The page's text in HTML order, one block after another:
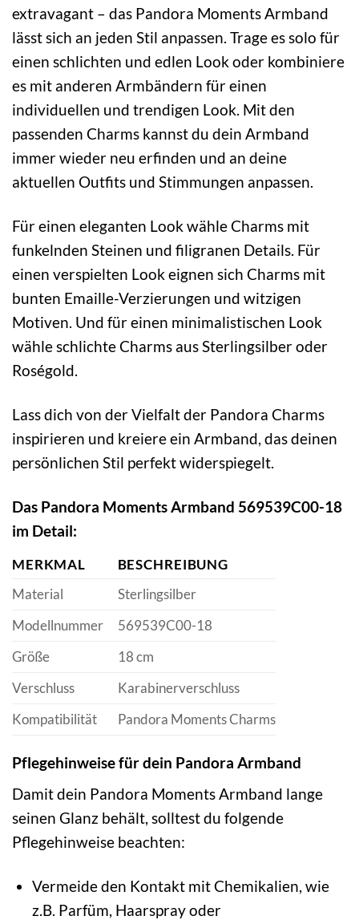
extravagant – das Pandora Moments Armband
lässt sich an jeden Stil anpassen. Trage es solo für
einen schlichten und edlen Look oder kombiniere
es mit anderen Armbändern für einen
individuellen und trendigen Look. Mit den
passenden Charms kannst du dein Armband
immer wieder neu erfinden und an deine
aktuellen Outfits und Stimmungen anpassen.
Für einen eleganten Look wähle Charms mit
funkelnden Steinen und filigranen Details. Für
einen verspielten Look eignen sich Charms mit
bunten Emaille-Verzierungen und witzigen
Motiven. Und für einen minimalistischen Look
wähle schlichte Charms aus Sterlingsilber oder
Roségold.
Lass dich von der Vielfalt der Pandora Charms
inspirieren und kreiere ein Armband, das deinen
persönlichen Stil perfekt widerspiegelt.
Das Pandora Moments Armband 569539C00-18
im Detail:
MERKMAL
BESCHREIBUNG
Material
Sterlingsilber
Modellnummer
569539C00-18
Größe
18 cm
Verschluss
Karabinerverschluss
Kompatibilität
Pandora Moments Charms
Pflegehinweise für dein Pandora Armband
Damit dein Pandora Moments Armband lange
seinen Glanz behält, solltest du folgende
Pflegehinweise beachten:
Vermeide den Kontakt mit Chemikalien, wie
z.B. Parfüm, Haarspray oder